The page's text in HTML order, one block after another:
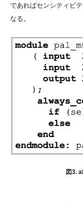
であればセンシティビ
なる。
図3.